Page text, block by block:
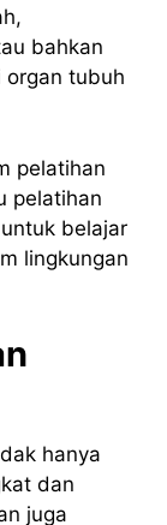
bahkan
organ tubuh
pelatihan
pelatihan
belajar
lingkungan
hanya
dan
juga